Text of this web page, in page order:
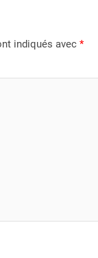
indiqués avec*